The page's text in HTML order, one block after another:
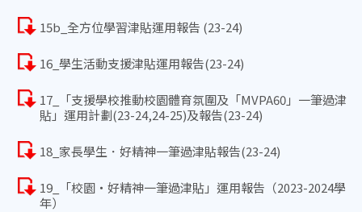
15b_全方位學習津貼運用報告 (23-24)
16_學生活動支援津貼運用報告(23-24)
17_「支援學校推動校園體育氛圍及「MVPA60」一筆過津
貼」運用計劃(23-24,24-25)及報告(23-24)
18_家長學生．好精神一筆過津貼報告(23-24)
19_「校園‧好精神一筆過津貼」運用報告（2023-2024學
年）